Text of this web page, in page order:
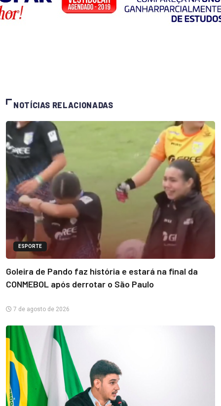
NOTÍCIAS RELACIONADAS
ESPORTE
Goleira de Pando faz história e estará na final da
CONMEBOL após derrotar o São Paulo
7 de agosto de 2026